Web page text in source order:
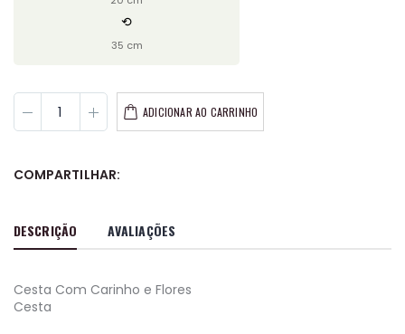
⟲
35 cm
ADICIONAR AO CARRINHO
COMPARTILHAR:
DESCRIÇÃO AVALIAÇÕES
Cesta Com Carinho e Flores
Cesta